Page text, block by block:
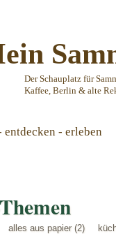
Der Schauplatz für
Kaffee, Berlin & alte
entdecken - erleben
alles aus papier (2)